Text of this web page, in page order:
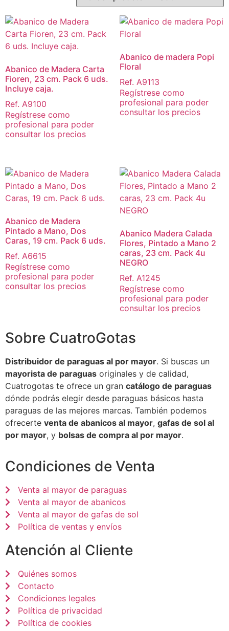
Abanico de Madera Carta
Fioren, 23 cm. Pack 6 uds.
Incluye caja.
Ref. A9100
Regístrese como
profesional para poder
consultar los precios
Abanico de madera Popi
Floral
Ref. A9113
Regístrese como
profesional para poder
consultar los precios
Abanico de Madera
Pintado a Mano, Dos
Caras, 19 cm. Pack 6 uds.
Ref. A6615
Regístrese como
profesional para poder
consultar los precios
Abanico Madera Calada
Flores, Pintado a Mano 2
caras, 23 cm. Pack 4u
NEGRO
Ref. A1245
Regístrese como
profesional para poder
consultar los precios
Sobre CuatroGotas
Distribuidor de paraguas al por mayor. Si buscas un
mayorista de paraguas originales y de calidad,
Cuatrogotas te ofrece un gran catálogo de paraguas
dónde podrás elegir desde paraguas básicos hasta
paraguas de las mejores marcas. También podemos
ofrecerte venta de abanicos al mayor, gafas de sol al
por mayor, y bolsas de compra al por mayor.
Condiciones de Venta
Venta al mayor de paraguas
Venta al mayor de abanicos
Venta al mayor de gafas de sol
Política de ventas y envíos
Atención al Cliente
Quiénes somos
Contacto
Condiciones legales
Política de privacidad
Política de cookies